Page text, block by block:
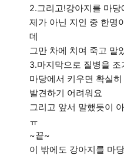
2.그리고!강아지를 마
제가 아닌 지인 중 한명
데
그만 차에 치여 죽고 말
3.마지막으로 질병을
마당에서 키우면 확실
발견하기 어려워요
그리고 앞서 말했듯이
ㅠ
~끝~
이 밖에도 강아지를 마